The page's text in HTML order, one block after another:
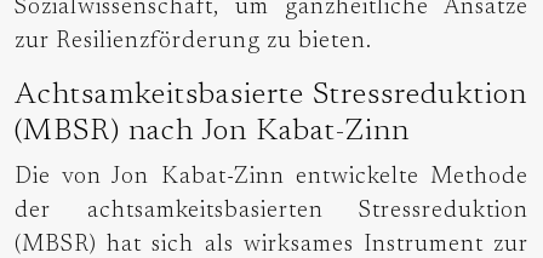
Sozialwissenschaft, um ganzheitliche Ansätze
zur Resilienzförderung zu bieten.
Achtsamkeitsbasierte Stressreduktion
(MBSR) nach Jon Kabat-Zinn
Die von Jon Kabat-Zinn entwickelte Methode
der achtsamkeitsbasierten Stressreduktion
(MBSR) hat sich als wirksames Instrument zur